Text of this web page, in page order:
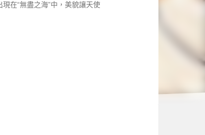
在“無盡之海”中，美貌讓天使